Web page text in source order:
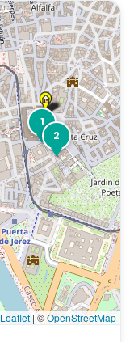
1
2
Leaflet |©OpenStreetMap